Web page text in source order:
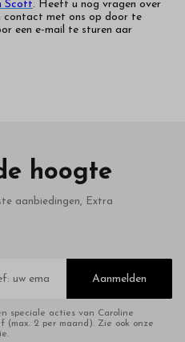
Scott. Heeft u nog vragen over
contact met ons op door te
een e-mail te sturen aar
hoogte
aanbiedingen, Extra
Aanmelden
speciale acties van Caroline
(max. 2 per maand). Zie ook onze